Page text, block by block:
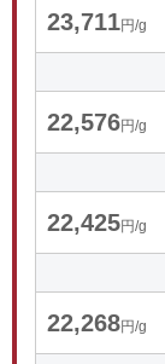
23,711円/g
22,576円/g
22,425円/g
22,268円/g